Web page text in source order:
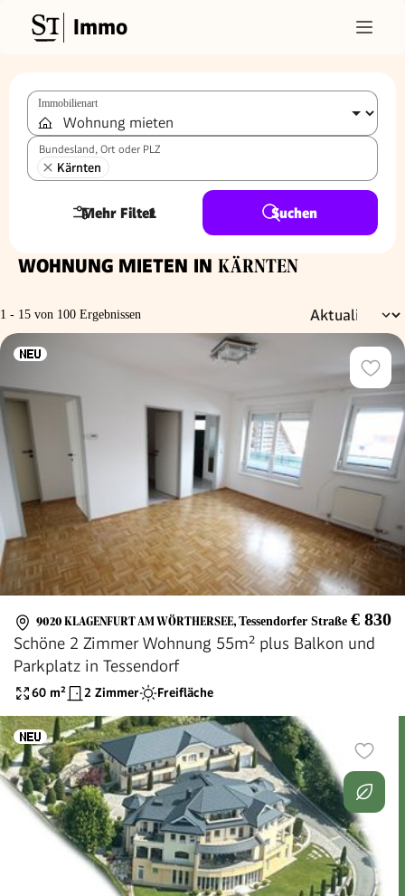
Immo
Immobilienart
Bundesland, Ort oder PLZ
Kärnten
Mehr Filter
1 Suchen
WOHNUNG MIETEN IN KÄRNTEN
1 - 15 von 100 Ergebnissen
9020 KLAGENFURT AM WÖRTHERSEE, Tessendorfer Straße € 830
Schöne 2 Zimmer Wohnung 55m² plus Balkon und
Parkplatz in Tessendorf
60 m² 2 Zimmer Freifläche